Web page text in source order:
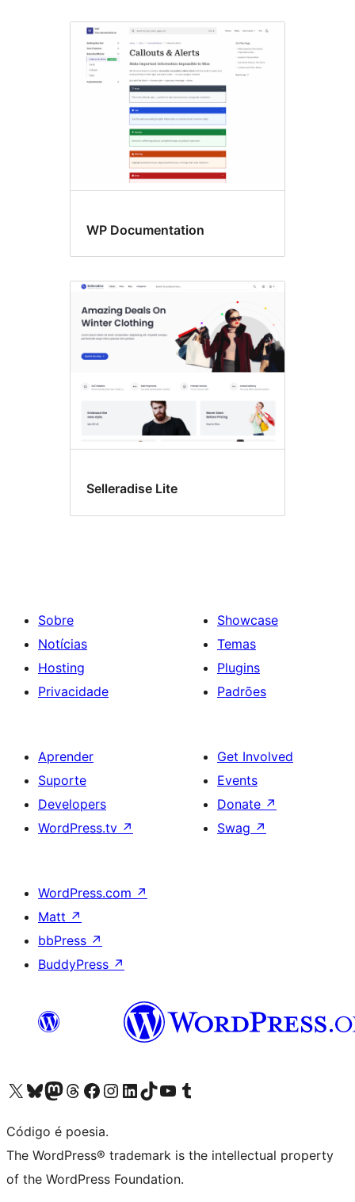
WP Documentation
Selleradise Lite
Sobre
Notícias
Hosting
Privacidade
Showcase
Temas
Plugins
Padrões
Aprender
Suporte
Developers
WordPress.tv ↗
Get Involved
Events
Donate ↗
Swag ↗
WordPress.com ↗
Matt ↗
bbPress ↗
BuddyPress ↗
Visite a nossa conta X (antigo Twitter)
Visit our Bluesky account
Visit our Mastodon account
Visit our Threads account
Visite a nossa página do Facebook
Visite a nossa conta no Instagram
Visite a nossa conta no LinkedIn
Visit our TikTok account
Visit our YouTube channel
Visit our Tumblr account
Código é poesia.
The WordPress® trademark is the intellectual property
of the WordPress Foundation.